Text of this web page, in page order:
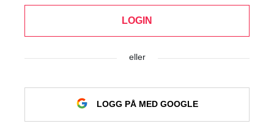
LOGIN
eller
LOGG PÅ MED GOOGLE